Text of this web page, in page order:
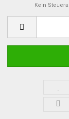
Kein